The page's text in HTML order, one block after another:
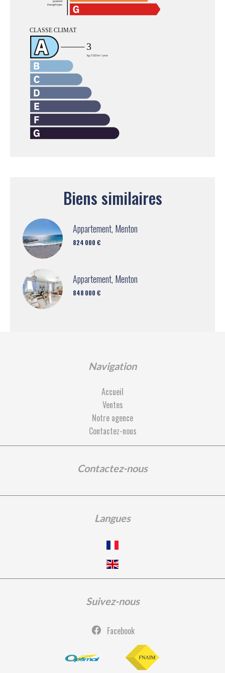
Biens similaires
Appartement, Menton
824 000 €
Appartement, Menton
848 000 €
Navigation
Accueil
Ventes
Notre agence
Contactez-nous
Contactez-nous
Langues
Suivez-nous
Facebook